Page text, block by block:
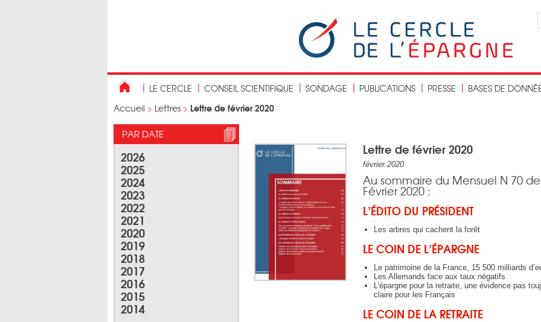
LE CERCLE CONSEIL SCIENTIFIQUE SONDAGE PUBLICATIONS PRESSE BASES DE
Accueil > Lettres > Lettre de février 2020
PAR DATE
2026
2025
2024
2023
2022
2021
2020
2019
2018
2017
2016
2015
2014
Lettre de février 2020
février 2020
Au sommaire du Mensuel N 70 de
Février 2020 :
L’ÉDITO DU PRÉSIDENT
Les arbres qui cachent la forêt
LE COIN DE L’ÉPARGNE
Le patrimoine de la France, 15 500 milliards
Les Allemands face aux taux négatifs
L’épargne pour la retraite, une évidence pas
claire pour les Français
LE COIN DE LA RETRAITE